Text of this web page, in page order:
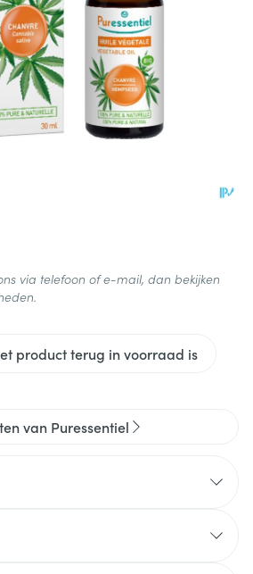
product terug in voorraad is
via telefoon of e-mail, dan bekijken
van Puressentiel